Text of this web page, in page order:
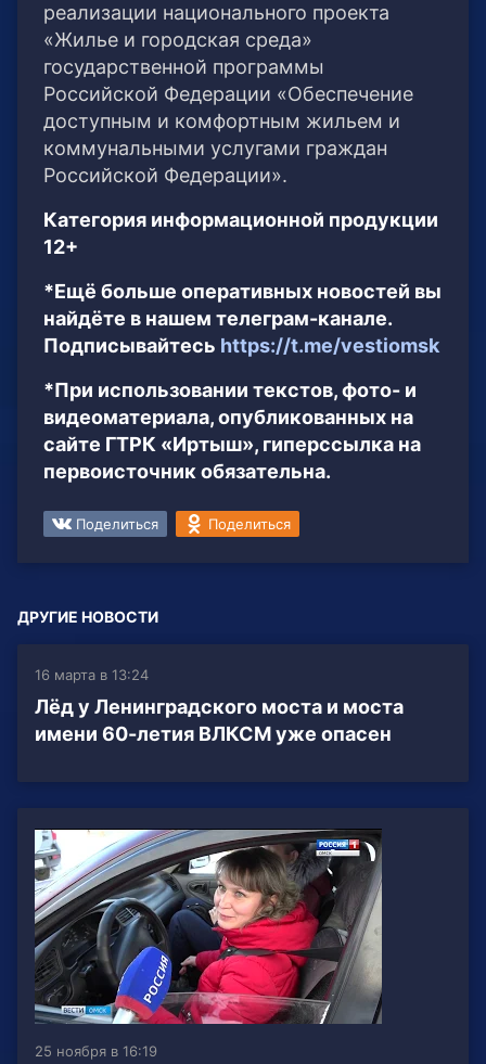
реализации национального проекта
«Жилье и городская среда»
государственной программы
Российской Федерации «Обеспечение
доступным и комфортным жильем и
коммунальными услугами граждан
Российской Федерации».
Категория информационной продукции
12+
*Ещё больше оперативных новостей вы
найдёте в нашем телеграм-канале.
Подписывайтесь https://t.me/vestiomsk
*При использовании текстов, фото- и
видеоматериала, опубликованных на
сайте ГТРК «Иртыш», гиперссылка на
первоисточник обязательна.
Поделиться Поделиться
ДРУГИЕ НОВОСТИ
16 марта в 13:24
Лёд у Ленинградского моста и моста
имени 60-летия ВЛКСМ уже опасен
25 ноября в 16:19